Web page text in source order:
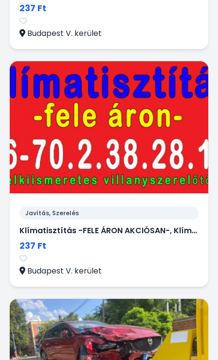
237 Ft
Budapest V. kerület
Javítás, Szerelés
Klímatisztítás -FELE ÁRON AKCIÓSAN-, Klíma karbantartás -FELE ÁRON AKCIÓSAN-
237 Ft
Budapest V. kerület